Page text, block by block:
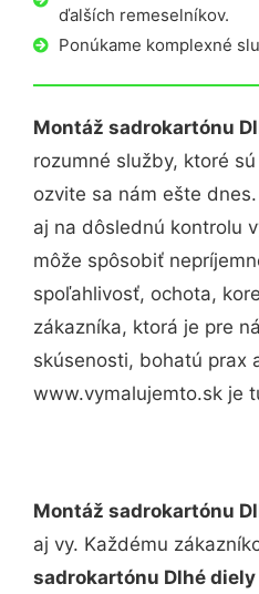
ďalších remeselníkov.
Ponúkame komplexné
Montáž sadrokartónu
rozumné služby, ktoré
ozvite sa nám ešte
aj na dôslednú kontrolu
môže spôsobiť
spoľahlivosť, ochota,
zákazníka, ktorá je pre
skúsenosti, bohatú prax
www.vymalujemto.sk je
Montáž sadrokartónu
aj vy. Každému
sadrokartónu Dlhé diely